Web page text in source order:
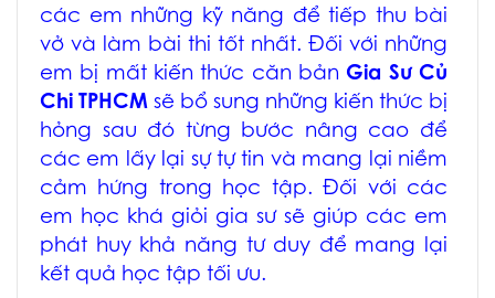
các em những kỹ năng để tiếp thu bài
vở và làm bài thi tốt nhất. Đối với những
em bị mất kiến thức căn bản Gia Sư Củ
Chi TPHCM sẽ bổ sung những kiến thức bị
hỏng sau đó từng bước nâng cao để
các em lấy lại sự tự tin và mang lại niềm
cảm hứng trong học tập. Đối với các
em học khá giỏi gia sư sẽ giúp các em
phát huy khả năng tư duy để mang lại
kết quả học tập tối ưu.